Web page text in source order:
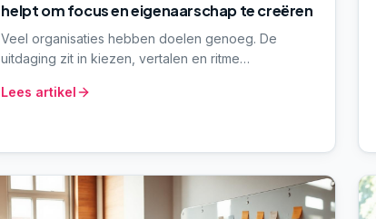
helpt om focus en eigenaarschap te creëren
Veel organisaties hebben doelen genoeg. De
uitdaging zit in kiezen, vertalen en ritme
houdt en niet als hippe methode binnenhaalt.
Lees artikel